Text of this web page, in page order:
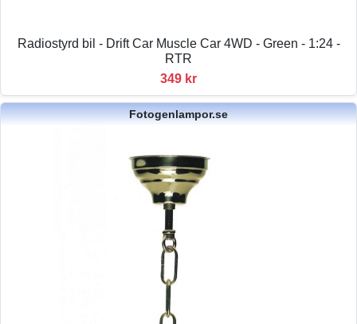
Radiostyrd bil - Drift Car Muscle Car 4WD - Green - 1:24 -
RTR
349 kr
Fotogenlampor.se